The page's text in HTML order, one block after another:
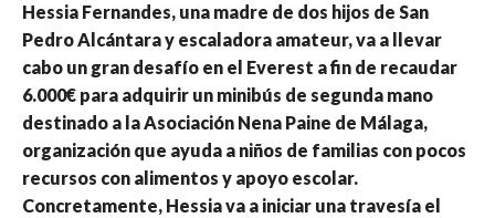
Hessia Fernandes, una madre de dos hijos de San
Pedro Alcántara y escaladora amateur, va a llevar
cabo un gran desafío en el Everest a fin de recaudar
6.000€ para adquirir un minibús de segunda mano
destinado a la Asociación Nena Paine de Málaga,
organización que ayuda a niños de familias con pocos
recursos con alimentos y apoyo escolar.
Concretamente, Hessia va a iniciar una travesía el